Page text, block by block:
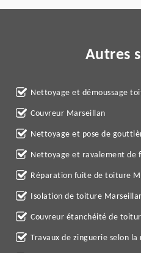
Autres
Nettoyage et démoussage
Couvreur Marseillan
Nettoyage et pose de
Nettoyage et ravalement de
Réparation fuite de toiture
Isolation de toiture
Couvreur étanchéité de
Travaux de zinguerie selon